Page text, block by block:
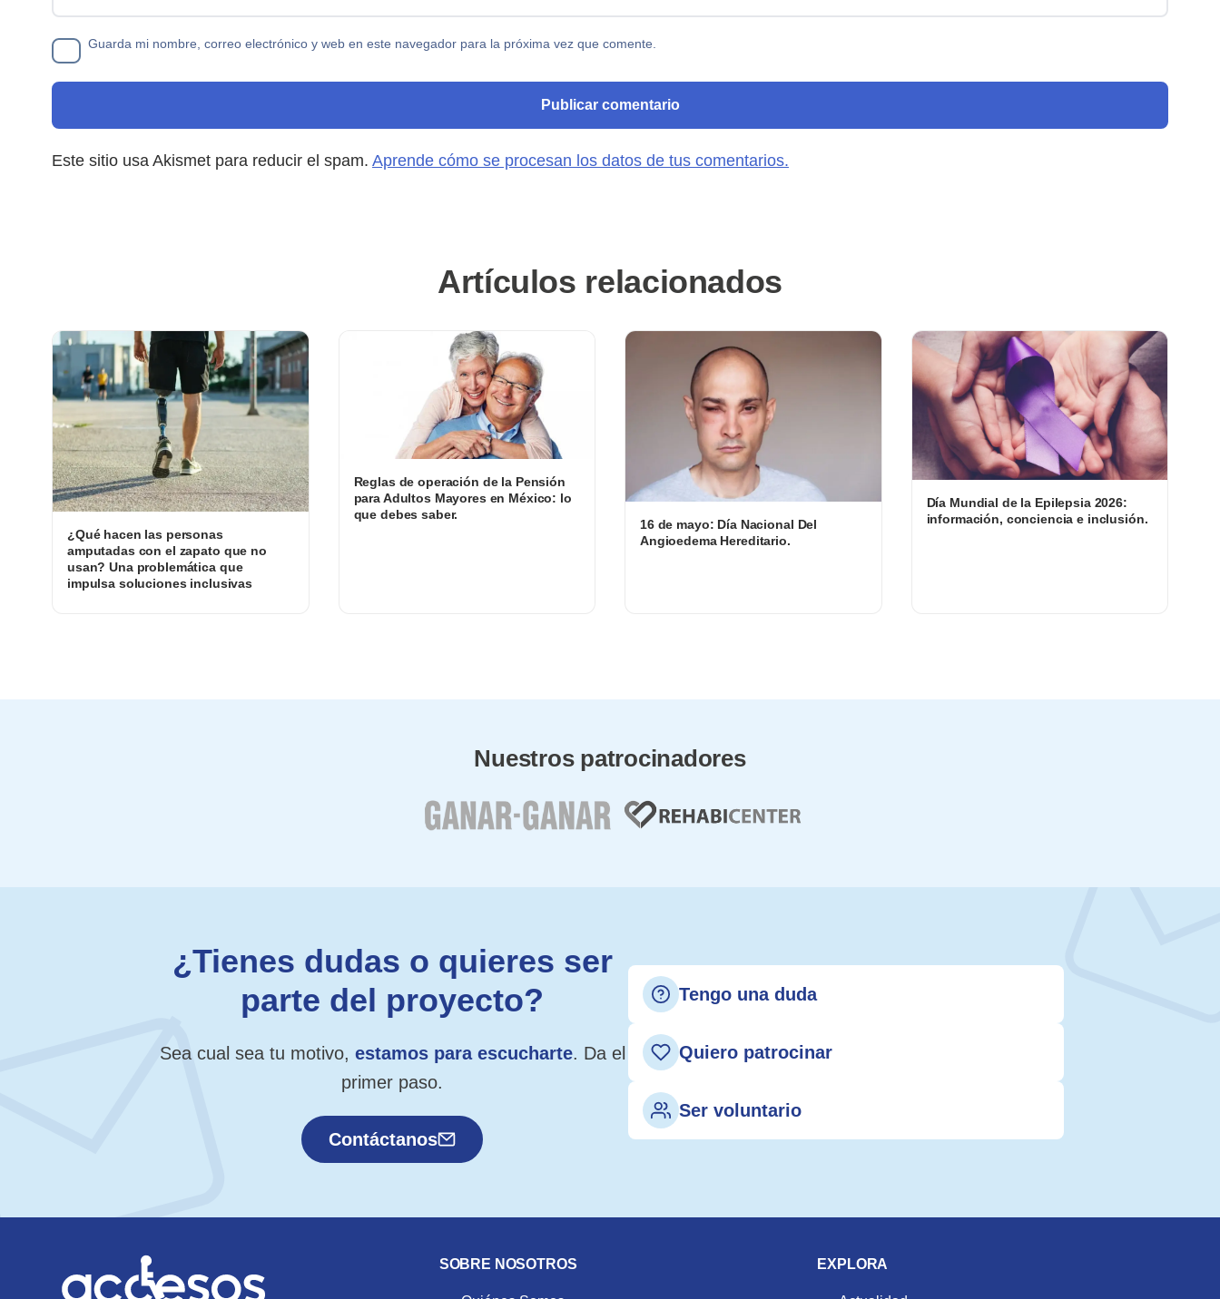
Guarda mi nombre, correo electrónico y web en este navegador para la próxima vez que comente.
Este sitio usa Akismet para reducir el spam. Aprende cómo se procesan los datos de tus comentarios.
Artículos relacionados
¿Qué hacen las personas
amputadas con el zapato que no
usan? Una problemática que
impulsa soluciones inclusivas
Reglas de operación de la Pensión
para Adultos Mayores en México: lo
que debes saber.
16 de mayo: Día Nacional Del
Angioedema Hereditario.
Día Mundial de la Epilepsia 2026:
información, conciencia e inclusión.
Nuestros patrocinadores
¿Tienes dudas o quieres ser
parte del proyecto?
Sea cual sea tu motivo, estamos para escucharte. Da el
primer paso.
Contáctanos
Tengo una duda
Quiero patrocinar
Ser voluntario
SOBRE NOSOTROS EXPLORA